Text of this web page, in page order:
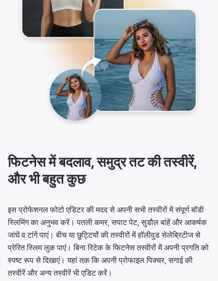
फिटनेस में बदलाव, समुद्र तट की तस्वीरें,
और भी बहुत कुछ
इस प्रोफेशनल फोटो एडिटर की मदद से अपनी सभी तस्वीरों में संपूर्ण बॉडी
स्लिमिंग का अनुभव करें। पतली कमर, सपाट पेट, सुडौल बांहें और आकर्षक
जांघें व टांगें पाएं। बीच या छुट्टियों की तस्वीरों में हॉलीवुड सेलेब्रिटीज से
प्रेरित स्लिम लुक पाएं। बिना रिटेक के फिटनेस तस्वीरों में अपनी प्रगति को
स्पष्ट रूप से दिखाएं। यहां तक ​​कि अपनी प्रोफाइल पिक्चर, सगाई की
तस्वीरें और अन्य तस्वीरें भी एडिट करें।